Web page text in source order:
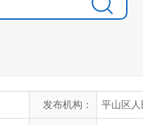
发布机构： 平山区